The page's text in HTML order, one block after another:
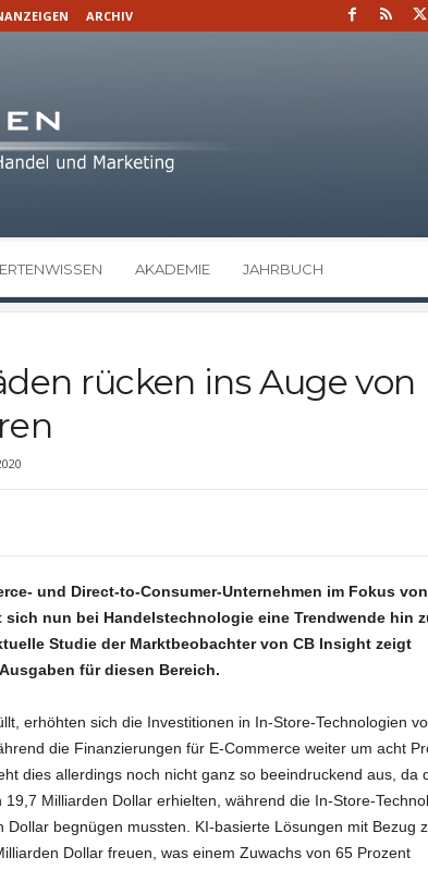
ARCHIV
AKADEMIE JAHRBUCH
rücken ins Auge von
und Direct-to-Consumer-Unternehmen im Fokus von
nun bei Handelstechnologie eine Trendwende hin
Studie der Marktbeobachter von CB Insight zeigt
für diesen Bereich.
erhöhten sich die Investitionen in In-Store-Technologien
die Finanzierungen für E-Commerce weiter um acht
dies allerdings noch nicht ganz so beeindruckend aus, da
Milliarden Dollar erhielten, während die In-Store-
Dollar begnügen mussten. KI-basierte Lösungen mit Bezug
Dollar freuen, was einem Zuwachs von 65 Prozent